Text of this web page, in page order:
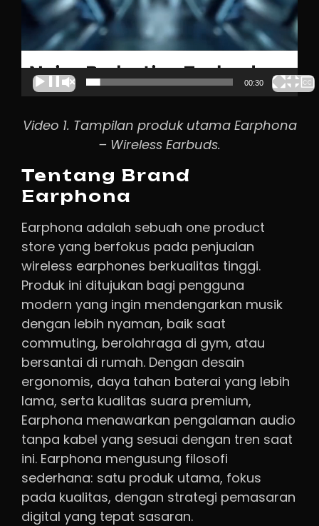
00:00 00:30
Video 1. Tampilan produk utama Earphona
– Wireless Earbuds.
Tentang Brand
Earphona
Earphona adalah sebuah one product
store yang berfokus pada penjualan
wireless earphones berkualitas tinggi.
Produk ini ditujukan bagi pengguna
modern yang ingin mendengarkan musik
dengan lebih nyaman, baik saat
commuting, berolahraga di gym, atau
bersantai di rumah. Dengan desain
ergonomis, daya tahan baterai yang lebih
lama, serta kualitas suara premium,
Earphona menawarkan pengalaman audio
tanpa kabel yang sesuai dengan tren saat
ini. Earphona mengusung filosofi
sederhana: satu produk utama, fokus
pada kualitas, dengan strategi pemasaran
digital yang tepat sasaran.